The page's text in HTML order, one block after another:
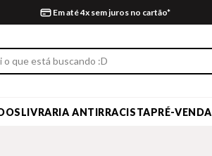
Em até 4x sem juros no cartão*
LIVRARIA ANTIRRACISTAPRÉ-VENDA